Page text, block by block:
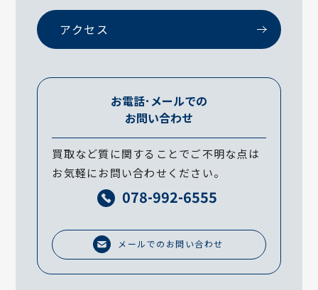
アクセス
お電話･メールでの
お問い合わせ
買取など質に関することでご不明な点は
お気軽にお問い合わせください。
078-992-6555
メールでのお問い合わせ